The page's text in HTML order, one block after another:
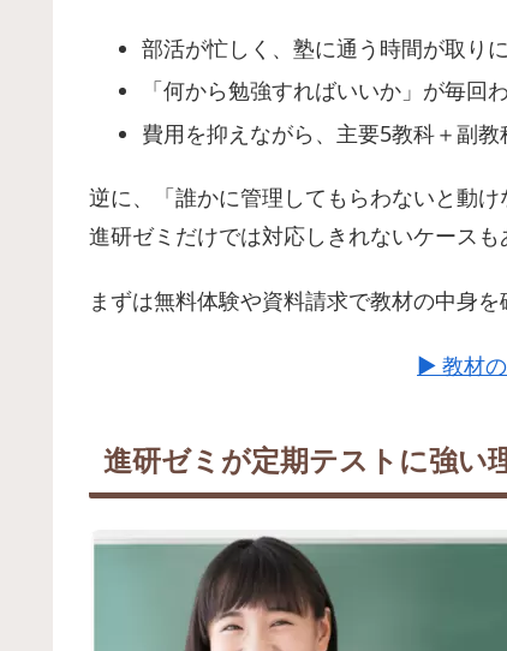
部活が忙しく、塾に通う時間が取り
「何から勉強すればいいか」が毎回
費用を抑えながら、主要5教科＋副
逆に、「誰かに管理してもらわないと動
進研ゼミだけでは対応しきれないケースも
まずは無料体験や資料請求で教材の中身
▶ 教材
進研ゼミが定期テストに強い